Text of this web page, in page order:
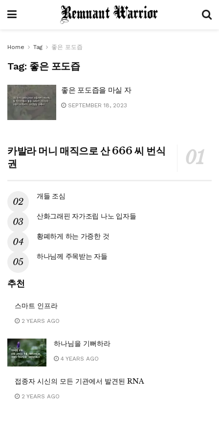
Home Tag 좋은 포도즙
Tag: 좋은 포도즙
좋은 포도즙을 마실 자
SEPTEMBER 18, 2023
카발라 머니 매직으로 산 666 씨 번식
권
개들 조심
산화그래핀 자가조립 나노 입자들
황폐하게 하는 가증한 것
하나님께 주목받는 자들
추천
스마트 인프라
2 YEARS AGO
하나님을 기뻐하라
4 YEARS AGO
접종자 시신의 모든 기관에서 발견된 RNA
2 YEARS AGO